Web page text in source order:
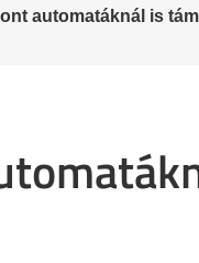
automatáknál is